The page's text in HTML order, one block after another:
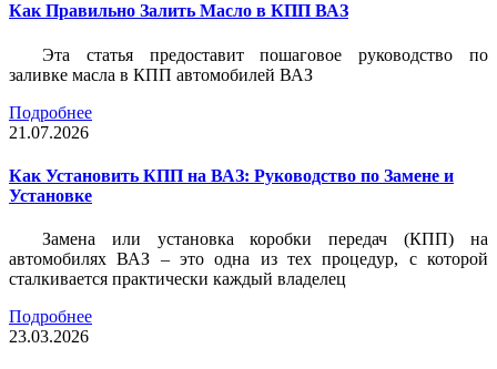
Как Правильно Залить Масло в КПП ВАЗ
Эта статья предоставит пошаговое руководство по
заливке масла в КПП автомобилей ВАЗ
Подробнее
21.07.2026
Как Установить КПП на ВАЗ: Руководство по Замене и
Установке
Замена или установка коробки передач (КПП) на
автомобилях ВАЗ – это одна из тех процедур, с которой
сталкивается практически каждый владелец
Подробнее
23.03.2026